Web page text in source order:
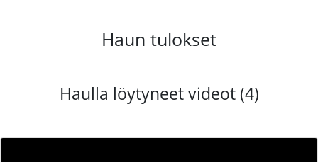
Haun tulokset
Haulla löytyneet videot (4)